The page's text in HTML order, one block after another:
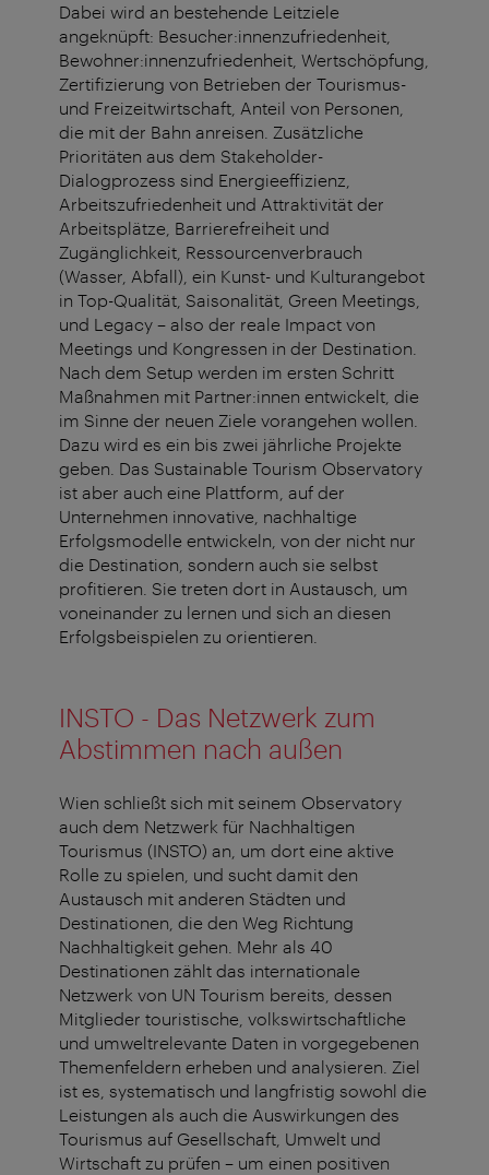
Dabei wird an bestehende Leitziele
angeknüpft: Besucher:innenzufriedenheit,
Bewohner:innenzufriedenheit, Wertschöpfung,
Zertifizierung von Betrieben der Tourismus-
und Freizeitwirtschaft, Anteil von Personen,
die mit der Bahn anreisen. Zusätzliche
Prioritäten aus dem Stakeholder-
Dialogprozess sind Energieeffizienz,
Arbeitszufriedenheit und Attraktivität der
Arbeitsplätze, Barrierefreiheit und
Zugänglichkeit, Ressourcenverbrauch
(Wasser, Abfall), ein Kunst- und Kulturangebot
in Top-Qualität, Saisonalität, Green Meetings,
und Legacy – also der reale Impact von
Meetings und Kongressen in der Destination.
Nach dem Setup werden im ersten Schritt
Maßnahmen mit Partner:innen entwickelt, die
im Sinne der neuen Ziele vorangehen wollen.
Dazu wird es ein bis zwei jährliche Projekte
geben. Das Sustainable Tourism Observatory
ist aber auch eine Plattform, auf der
Unternehmen innovative, nachhaltige
Erfolgsmodelle entwickeln, von der nicht nur
die Destination, sondern auch sie selbst
profitieren. Sie treten dort in Austausch, um
voneinander zu lernen und sich an diesen
Erfolgsbeispielen zu orientieren.
INSTO - Das Netzwerk zum
Abstimmen nach außen
Wien schließt sich mit seinem Observatory
auch dem Netzwerk für Nachhaltigen
Tourismus (INSTO) an, um dort eine aktive
Rolle zu spielen, und sucht damit den
Austausch mit anderen Städten und
Destinationen, die den Weg Richtung
Nachhaltigkeit gehen. Mehr als 40
Destinationen zählt das internationale
Netzwerk von UN Tourism bereits, dessen
Mitglieder touristische, volkswirtschaftliche
und umweltrelevante Daten in vorgegebenen
Themenfeldern erheben und analysieren. Ziel
ist es, systematisch und langfristig sowohl die
Leistungen als auch die Auswirkungen des
Tourismus auf Gesellschaft, Umwelt und
Wirtschaft zu prüfen – um einen positiven